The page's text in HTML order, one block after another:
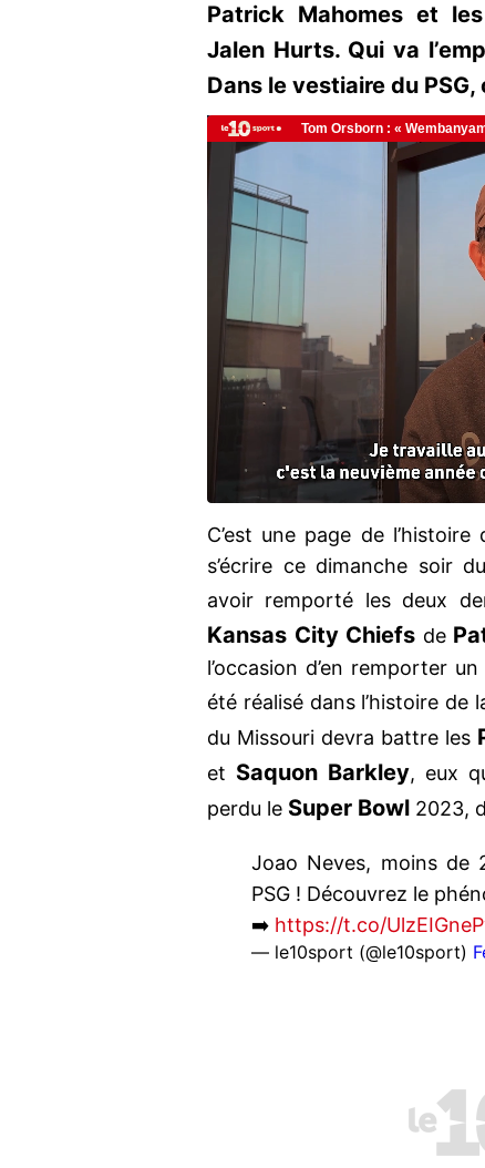
Patrick Mahomes et
Jalen Hurts. Qui va
Dans le vestiaire du
C’est une page de
s’écrire ce dimanche soir
avoir remporté les deux
Kansas City Chiefs de
l’occasion d’en remporter
été réalisé dans l’histoire de
du Missouri devra battre les
et Saquon Barkley, eux
perdu le Super Bowl 2023,
Joao Neves, moins de
PSG ! Découvrez le
➡️ https://t.co/
— le10sport (@le10sport)